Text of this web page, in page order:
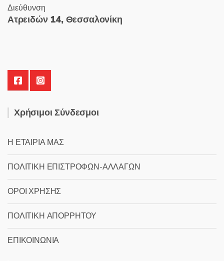
Διεύθυνση
Ατρειδών 14, Θεσσαλονίκη
Χρήσιμοι Σύνδεσμοι
Η ΕΤΑΙΡΙΑ ΜΑΣ
ΠΟΛΙΤΙΚΗ ΕΠΙΣΤΡΟΦΩΝ-ΑΛΛΑΓΩΝ
ΟΡΟΙ ΧΡΗΣΗΣ
ΠΟΛΙΤΙΚΗ ΑΠΟΡΡΗΤΟΥ
ΕΠΙΚΟΙΝΩΝΙΑ